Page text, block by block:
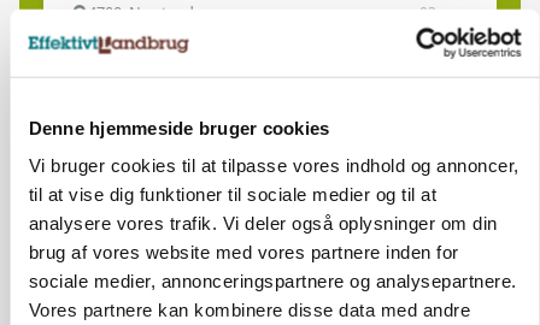
Denne hjemmeside bruger cookies
Vi bruger cookies til at tilpasse vores indhold og annoncer,
til at vise dig funktioner til sociale medier og til at
analysere vores trafik. Vi deler også oplysninger om din
brug af vores website med vores partnere inden for
sociale medier, annonceringspartnere og analysepartnere.
Vores partnere kan kombinere disse data med andre
4700, Næstved 03. aug.
Grise
9681, Ranum 03. aug.
Kalvepasser til ejendom i udvikling søges